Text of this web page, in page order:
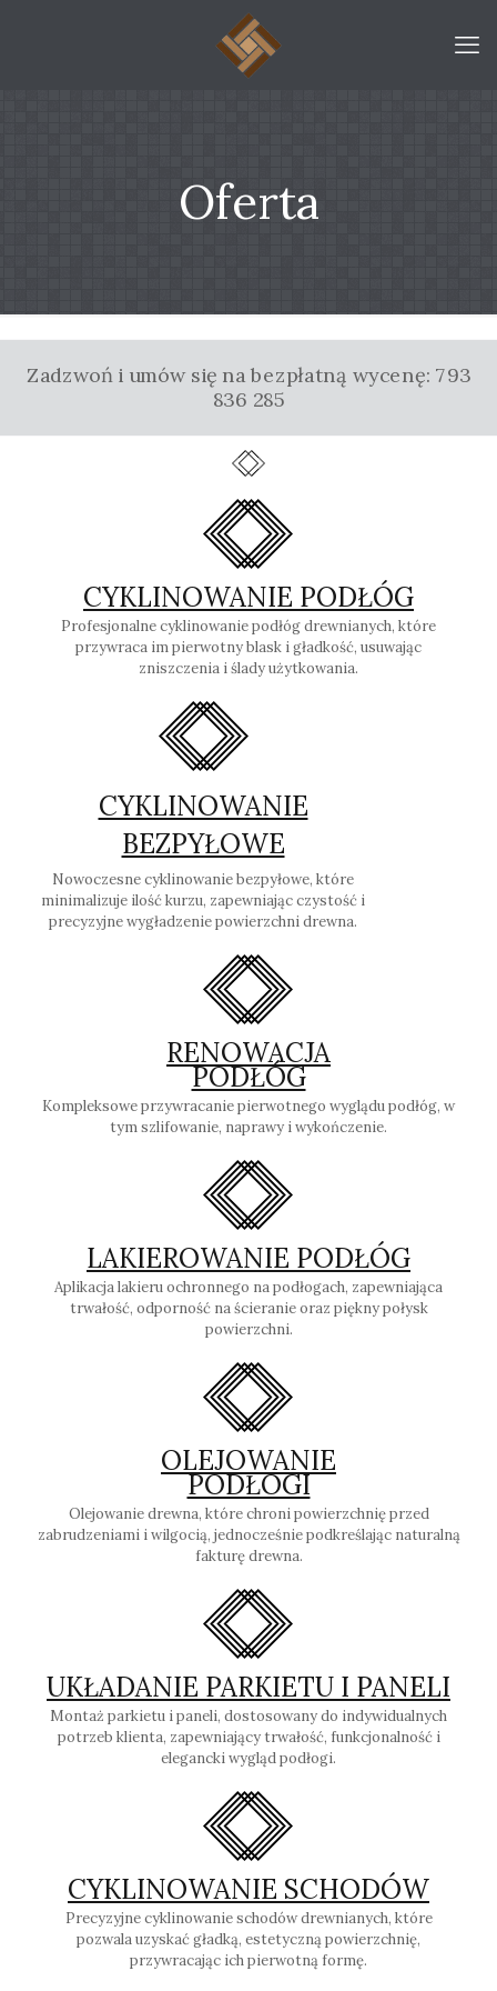
Oferta
Zadzwoń i umów się na bezpłatną wycenę: 793
836 285
CYKLINOWANIE PODŁÓG
Profesjonalne cyklinowanie podłóg drewnianych, które
przywraca im pierwotny blask i gładkość, usuwając
zniszczenia i ślady użytkowania.
CYKLINOWANIE
BEZPYŁOWE
Nowoczesne cyklinowanie bezpyłowe, które
minimalizuje ilość kurzu, zapewniając czystość i
precyzyjne wygładzenie powierzchni drewna.
RENOWACJA
PODŁÓG
Kompleksowe przywracanie pierwotnego wyglądu podłóg, w
tym szlifowanie, naprawy i wykończenie.
LAKIEROWANIE PODŁÓG
Aplikacja lakieru ochronnego na podłogach, zapewniająca
trwałość, odporność na ścieranie oraz piękny połysk
powierzchni.
OLEJOWANIE
PODŁOGI
Olejowanie drewna, które chroni powierzchnię przed
zabrudzeniami i wilgocią, jednocześnie podkreślając naturalną
fakturę drewna.
UKŁADANIE PARKIETU I PANELI
Montaż parkietu i paneli, dostosowany do indywidualnych
potrzeb klienta, zapewniający trwałość, funkcjonalność i
elegancki wygląd podłogi.
CYKLINOWANIE SCHODÓW
Precyzyjne cyklinowanie schodów drewnianych, które
pozwala uzyskać gładką, estetyczną powierzchnię,
przywracając ich pierwotną formę.